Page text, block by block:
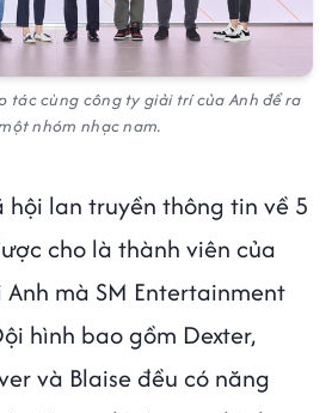
tác cùng công ty giải trí của Anh để ra
nhóm nhạc nam.
hội lan truyền thông tin về 5
cho là thành viên của
mà SM Entertainment
hình bao gồm Dexter,
và Blaise đều có năng